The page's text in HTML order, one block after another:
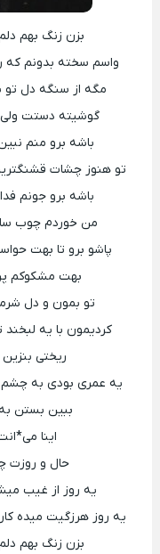
بزن زنگ بهم
واسم سخته بدونم
مگه از سنگه دل
گوشیته دستت
باشه برو منم
تو هنوز چشات
باشه برو جونم
من خوردم چوب
پاشو برو تا بهت
بهت مشکوکم
تو بمون و دل
کردیمون با یه
ریختی
یه عمری بودی به
ببین بستن
اینا
حال و روزت
یه روز از غیب
یه روز هرزگیت میده
بزن زنگ بهم